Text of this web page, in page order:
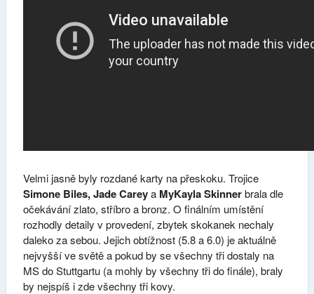
Velmi jasně byly rozdané karty na přeskoku. Trojice
Simone Biles, Jade CareyaMyKayla Skinnerbrala dle
očekávání zlato, stříbro a bronz. O finálním umístění
rozhodly detaily v provedení, zbytek skokanek nechaly
daleko za sebou. Jejich obtížnost (5.8 a 6.0) je aktuálně
nejvyšší ve světě a pokud by se všechny tři dostaly na
MS do Stuttgartu (a mohly by všechny tři do finále), braly
by nejspíš i zde všechny tři kovy.